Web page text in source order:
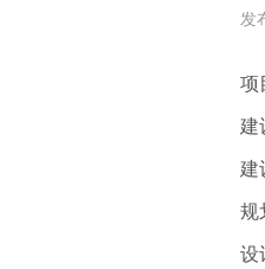
发
项
建
建
规
设